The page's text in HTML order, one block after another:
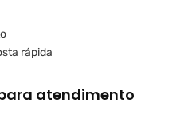
rápida
atendimento